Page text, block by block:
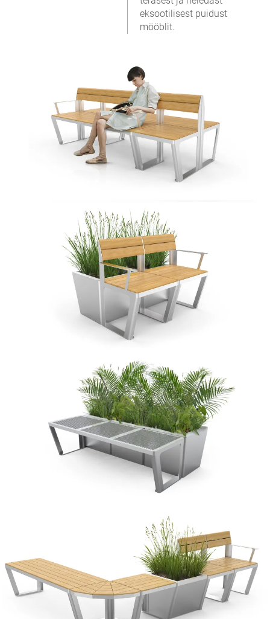
eksootilisest puidust
mööblit.